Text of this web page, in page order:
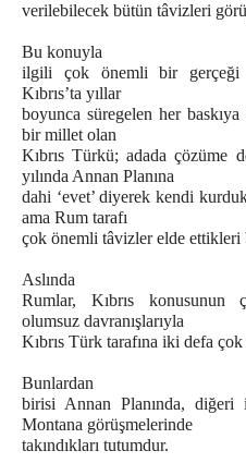
verilebilecek bütün tâvizleri
Bu konuyla
ilgili çok önemli bir gerçeği
Kıbrıs’ta yıllar
boyunca süregelen her
bir millet olan
Kıbrıs Türkü; adada çözüme
yılında Annan Planına
dahi ‘evet’ diyerek kendi
ama Rum tarafı
çok önemli tâvizler elde ettikleri
Aslında
Rumlar, Kıbrıs konusunun
olumsuz davranışlarıyla
Kıbrıs Türk tarafına iki defa
Bunlardan
birisi Annan Planında,
Montana görüşmelerinde
takındıkları tutumdur.